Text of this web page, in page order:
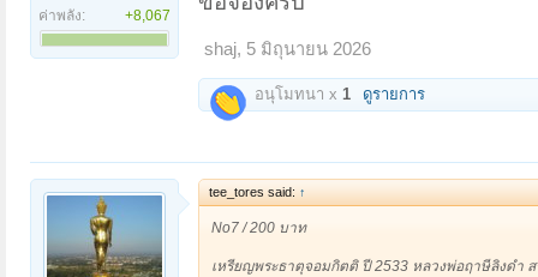
ค่าพลัง:
+8,067
ด้านหน้า เป็นรูปทรงแปดเหลี่ยม คล้ายเหรียญพระธ
ระหว่างลำตัวพญานาคตอกโค้ดตัวหนังสือจีน 2 ตัวกำ
ล่างสลักตัวหนังสือคำว่า “พญานาคเกี้ยว” ใต้ตัวหนัง
ด้านหลัง มีเส้นสันนูน รอบขอบมีจุดไข่ปลาล้อมรอบ
อักขระตัวธรรม บรรทัดแรกอ่านว่า “ชินะตาชิมานิ โน
“พ.ศ.๒๕๕๔”
รุ่นนี้เข้าพิธีพุทธาภิเษก 3 วาระ ครั้งแรก ที่วัดป่าโนน
ธ.ค.2554
shaj, 5 มิถุนายน 2026
อนุโมทนา x 1 ดูรายการ
tee_tores said: ↑
No7 / 200 บาท
เหรียญพระธาตุจอมกิตติ ปี 2533 หลวงพ่อฤาษีลิงดำ